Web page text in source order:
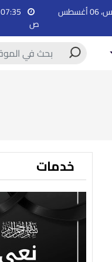
الخميس، 06 أغسطس
07:35
ص
خدمات